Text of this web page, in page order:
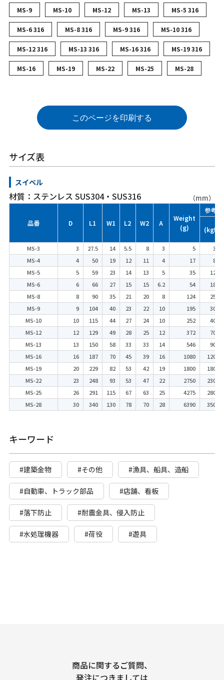
MS-9 MS-10 MS-12 MS-13 MS-5 316
MS-6 316 MS-8 316 MS-9 316 MS-10 316
MS-12 316 MS-13 316 MS-16 316 MS-19 316
MS-16 MS-19 MS-22 MS-25 MS-28
このページを印刷する
サイズ表
スイベル
材質：ステンレス SUS304・SUS316 （mm）
品番 D L1 W1 L2 W2 A
Weight
(g)
参考
(kgf)
MS-3 3 27.5 14 5.5 8 3 5
30
MS-4
4 50 19 12 11 4 17
80
MS-5
5 59 23 14 13 5 35
120
MS-6
6 66 27 15 15 6.2 54
180
MS-8
8 90 35 21 20 8 124
250
MS-9
9 104 40 23 22 10 195
300
MS-10
10 115 44 27 24 10 252
400
MS-12
12 129 49 28 25 12 372
700
MS-13
13 150 58 33 33 14 546
900
MS-16
16 187 70 45 39 16 1080
1200
MS-19
20 229 82 53 42 19 1800
1800
MS-22
23 248 93 53 47 22 2750
2300
MS-25
26 291 115 67 63 25 4275
2800
MS-28
30 340 130 78 70 28 6390 3500
キーワード
#建築金物 #その他 #漁具、船具、造船
#自動車、トラック部品 #店舗、看板
#落下防止 #耐震金具、侵入防止
#水処理機器 #荷役 #遊具
商品に関するご質問、
発注につきましては